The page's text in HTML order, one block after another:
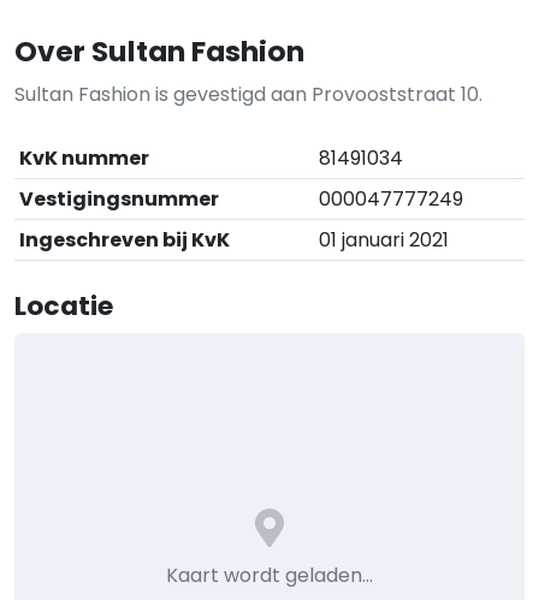
Over Sultan Fashion
Sultan Fashion is gevestigd aan Provooststraat 10.
KvK nummer
81491034
Vestigingsnummer
000047777249
Ingeschreven bij KvK
01 januari 2021
Locatie